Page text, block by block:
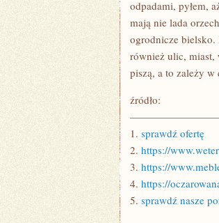
odpadami, pyłem,
mają nie lada
ogrodnicze
również ulic, miast,
piszą, a to zależy
źródło:
1. sprawdź ofertę
2. https://
3. https://
4. https://
5. sprawdź nasze